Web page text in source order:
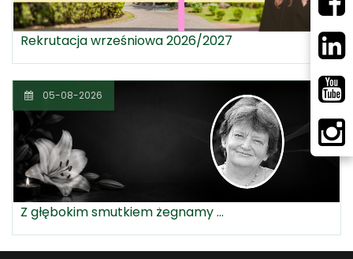
Rekrutacja wrześniowa 2026/2027
05-08-2026
Z głębokim smutkiem żegnamy ...